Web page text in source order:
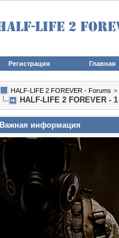
Регистрация Главная
HALF-LIFE 2 FOREVER - Forums >
HALF-LIFE 2 FOREVER -
Важная информация